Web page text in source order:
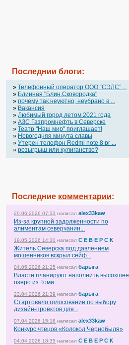
Последнии блоги:
» Телефонный оператор OOO “СЭЛС” ...
» Блинная "Блин.Сковородка"
» почему так неуютно, неубрано в ...
» Вакансия
» Любимый город летом 2021 года
» АЗС Газпромнефть в Северске
» Театр "Наш мир" приглашает!
» Новогодняя минута славы
» Утерен телефон Redmi note 8 pr ...
» розыгрыш или хулиганство?
Последние комментарии:
20.06.2026 07:33 написал alex33kaw
Из-за крупной задолженности по
алиментам северчанин...
19.05.2026 14:30 написал С Е В Е Р С К
Житель Северска под давлением
мошенников вскрыл сейф...
04.05.2026 21:25 написал барыга
Власти планируют наполнить высохшее
озеро из Томи
23.04.2026 21:39 написал барыга
Стартовало голосование по выбору
дизайн-проектов для...
07.04.2026 15:18 написал alex33kaw
Конкурс чтецов «Колокол Чернобыля»
04.04.2026 18:35 написал С Е В Е Р С К